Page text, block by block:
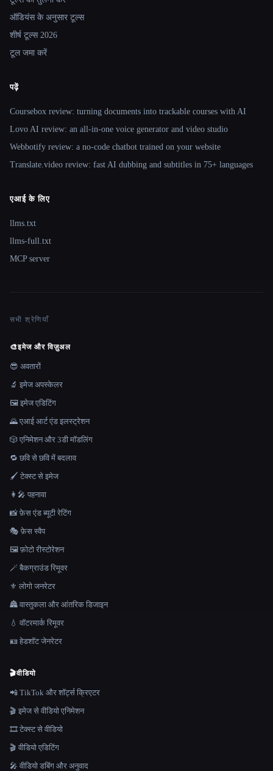
ऑडियंस के अनुसार टूल्स
शीर्ष टूल्स 2026
टूल जमा करें
पढ़ें
Coursebox review: turning documents into trackable courses with AI
Lovo AI review: an all-in-one voice generator and video studio
Webbotify review: a no-code chatbot trained on your website
Translate.video review: fast AI dubbing and subtitles in 75+ languages
एआई के लिए
llms.txt
llms-full.txt
MCP server
सभी श्रेणियाँ
🎨इमेज और विज़ुअल
😎 अवतारों
🔬 इमेज अपस्केलर
🖼️ इमेज एडिटिंग
🌄 एआई आर्ट एंड इलस्ट्रेशन
🎲 एनिमेशन और 3डी मॉडलिंग
🔁 छवि से छवि में बदलाव
🖌️ टेक्स्ट से इमेज
👩‍🎤 पहनावा
📸 फ़ेस एंड ब्यूटी रेटिंग
🎭 फ़ेस स्वैप
🖼️ फ़ोटो रीस्टोरेशन
🪄 बैकग्राउंड रिमूवर
⚜️ लोगो जनरेटर
🏯 वास्तुकला और आंतरिक डिजाइन
💧 वॉटरमार्क रिमूवर
🪪 हेडशॉट जेनरेटर
🎬वीडियो
📲 TikTok और शॉर्ट्स क्रिएटर
🎬 इमेज से वीडियो एनिमेशन
🎞️ टेक्स्ट से वीडियो
🎬 वीडियो एडिटिंग
🎤 वीडियो डबिंग और अनुवाद